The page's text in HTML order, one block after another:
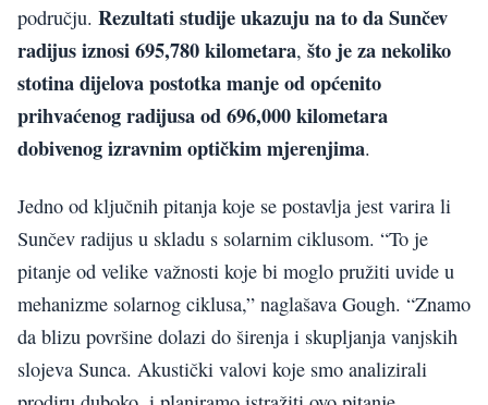
području. Rezultati studije ukazuju na to da Sunčev
radijus iznosi 695,780 kilometara, što je za nekoliko
stotina dijelova postotka manje od općenito
prihvaćenog radijusa od 696,000 kilometara
dobivenog izravnim optičkim mjerenjima.
Jedno od ključnih pitanja koje se postavlja jest varira li
Sunčev radijus u skladu s solarnim ciklusom. “To je
pitanje od velike važnosti koje bi moglo pružiti uvide u
mehanizme solarnog ciklusa,” naglašava Gough. “Znamo
da blizu površine dolazi do širenja i skupljanja vanjskih
slojeva Sunca. Akustički valovi koje smo analizirali